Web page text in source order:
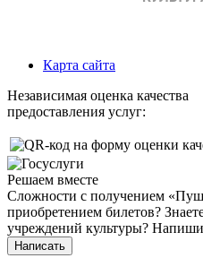
Карта сайта
Независимая оценка качества
предоставления услуг:
Решаем вместе
Сложности с получением
приобретением билетов?
учреждений культуры?
Написать